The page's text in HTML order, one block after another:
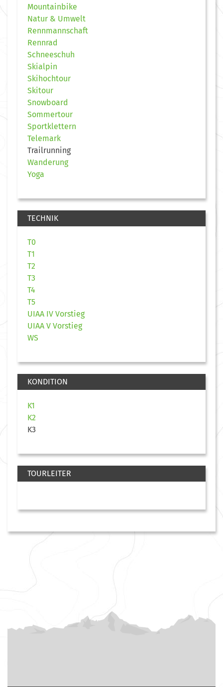
Mountainbike
Natur & Umwelt
Rennmannschaft
Rennrad
Schneeschuh
Skialpin
Skihochtour
Skitour
Snowboard
Sommertour
Sportklettern
Telemark
Trailrunning
Wanderung
Yoga
TECHNIK
T0
T1
T2
T3
T4
T5
UIAA IV Vorstieg
UIAA V Vorstieg
WS
KONDITION
K1
K2
K3
TOURLEITER